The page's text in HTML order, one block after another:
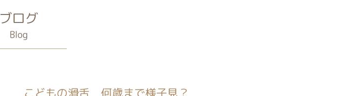
ブログ
Blog
こどもの滑舌 何歳まで様子見？